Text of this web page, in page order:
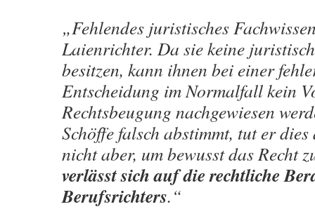
„Fehlendes juristisches
Laienrichter. Da sie keine
besitzen, kann ihnen bei einer
Entscheidung im Normalfall kein
Rechtsbeugung nachgewiesen
Schöffe falsch abstimmt, tut er
nicht aber, um bewusst das Recht
verlässt sich auf die rechtliche
Berufsrichters.“